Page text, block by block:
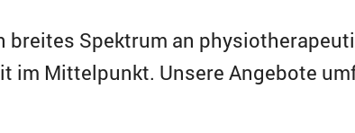
breites Spektrum an
im Mittelpunkt. Unsere Angebote